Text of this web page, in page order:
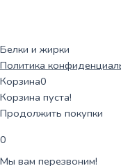
Белки и жирки
Политика
Корзина0
Корзина пуста!
Продолжить покупки
0
Мы вам перезвоним!